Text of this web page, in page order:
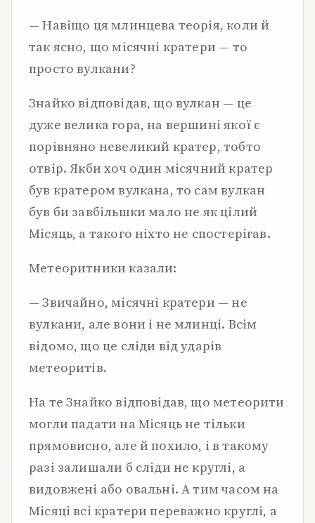
— Навіщо ця млинцева теорія, коли й
так ясно, що місячні кратери — то
просто вулкани?
Знайко відповідав, що вулкан — це
дуже велика гора, на вершині якої є
порівняно невеликий кратер, тобто
отвір. Якби хоч один місячний кратер
був кратером вулкана, то сам вулкан
був би завбільшки мало не як цілий
Місяць, а такого ніхто не спостерігав.
Метеоритники казали:
— Звичайно, місячні кратери — не
вулкани, але вони і не млинці. Всім
відомо, що це сліди від ударів
метеоритів.
На те Знайко відповідав, що метеорити
могли падати на Місяць не тільки
прямовисно, але й похило, і в такому
разі залишали б сліди не круглі, а
видовжені або овальні. А тим часом на
Місяці всі кратери переважно круглі, а